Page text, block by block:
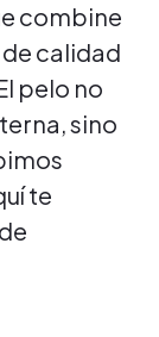
combine
calidad
pelo no
sino
te